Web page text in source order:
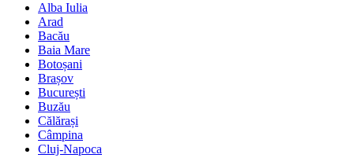
Alba Iulia
Arad
Bacău
Baia Mare
Botoșani
Brașov
București
Buzău
Călărași
Câmpina
Cluj-Napoca